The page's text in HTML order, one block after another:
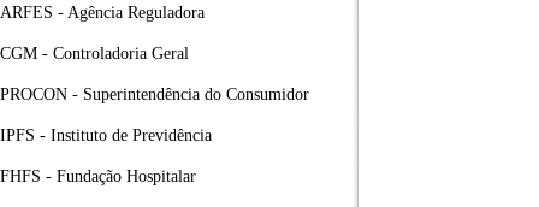
ARFES - Agência Reguladora
CGM - Controladoria Geral
PROCON - Superintendência do Consumidor
IPFS - Instituto de Previdência
FHFS - Fundação Hospitalar